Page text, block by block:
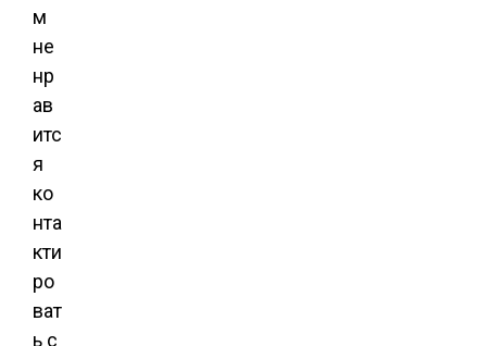
м
не
нр
ав
итс
я
ко
нта
кти
ро
ват
ь с